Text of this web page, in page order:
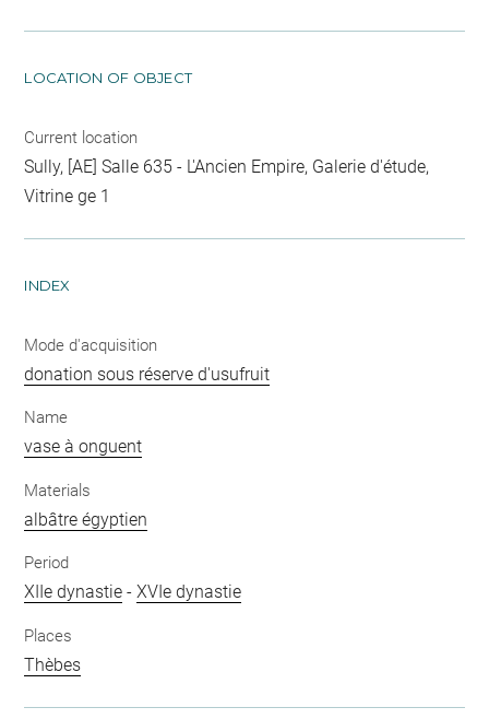
LOCATION OF OBJECT
Current location
Sully, [AE] Salle 635 - L'Ancien Empire, Galerie d'étude,
Vitrine ge 1
INDEX
Mode d'acquisition
donation sous réserve d'usufruit
Name
vase à onguent
Materials
albâtre égyptien
Period
XIIe dynastie -XVIe dynastie
Places
Thèbes